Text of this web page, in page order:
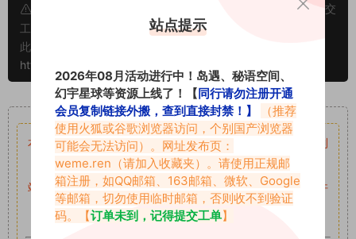
申明：本文资源均来源网友分享，若侵犯了您的权限可以提交
工单处理。
此外本文章皆属于原创文章，转载请注明出处！原文链接：
https://www.vmiba.com/5909.html
重要声明
本站资源均来自网络分享，如有侵犯你的权益请私信留言
收到
留言后，我们会第一时间进行审核后删除。
站内资源为网友个人学习或测试研究使用，未经原版权作者许
可,禁止用于任何商业途径！请在下载24小时内删除！
站点提示
2026年08月活动进行中！岛遇、秘语空间、
幻宇星球等资源上线了！【同行请勿注册开通
会员复制链接外搬，查到直接封禁！】
（推荐
使用火狐或谷歌浏览器访问，个别国产浏览器
可能会无法访问）。网址发布页：
weme.ren （请加入收藏夹）。请使用正规邮
箱注册，如QQ邮箱、163邮箱、微软、Google
等邮箱，切勿使用临时邮箱，否则收不到验证
码。【订单未到，记得提交工单】